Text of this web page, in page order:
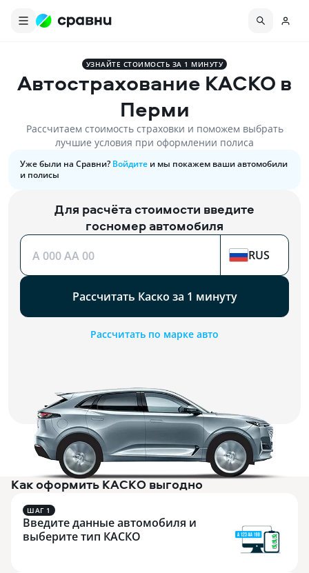
УЗНАЙТЕ СТОИМОСТЬ ЗА 1 МИНУТУ
Автострахование КАСКО в
Перми
Рассчитаем стоимость страховки и поможем выбрать
лучшие условия при оформлении полиса
Уже были на Сравни? Войдите и мы покажем ваши автомобили
и полисы
Для расчёта стоимости введите
госномер автомобиля
A 000 AA 00 RUS
Рассчитать Каско за 1 минуту
Рассчитать по марке авто
Как оформить КАСКО выгодно
ШАГ 1
Введите данные автомобиля и
выберите тип КАСКО